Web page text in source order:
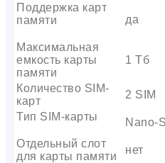
Поддержка карт
памяти
да
Максимальная
емкость карты
памяти
1 Тб
Количество SIM-
карт
2 SIM
Тип SIM-карты
Nano-
Отдельный слот
для карты памяти
нет